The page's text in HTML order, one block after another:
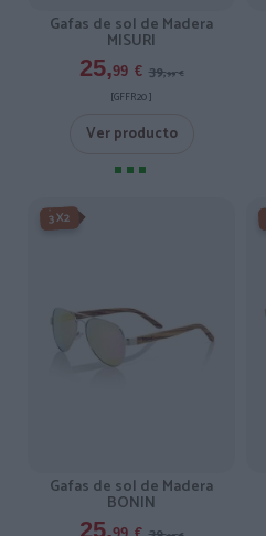
Gafas de sol de Madera
MISURI
25,99 € 39,99 €
[GFFR20 ]
Ver producto
-3X2%
3X2
Gafas de sol de Madera
BONIN
25,